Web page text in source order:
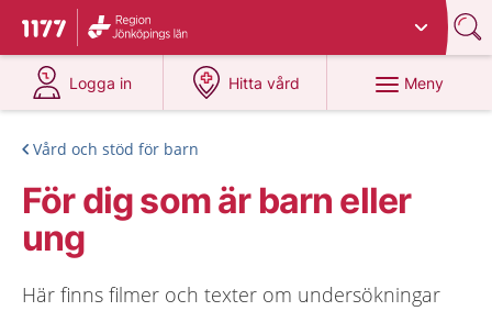
Till startsidan för 1177
Du har valt region
Logga in
på 1177.se
Hitta vård
på 1177.se
Meny
Vård och stöd för barn
För dig som är barn eller
ung
Här finns filmer och texter om undersökningar